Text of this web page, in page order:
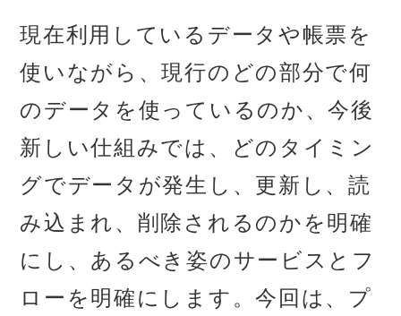
現在利用しているデータや帳票を
使いながら、現行のどの部分で何
のデータを使っているのか、今後
新しい仕組みでは、どのタイミン
グでデータが発生し、更新し、読
み込まれ、削除されるのかを明確
にし、あるべき姿のサービスとフ
ローを明確にします。今回は、プ